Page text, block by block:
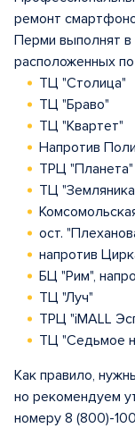
ремонт
Перми выполнят в
расположенных
ТЦ "Столица"
ТЦ "Браво"
ТЦ "Квартет"
Напротив
ТРЦ "Планета"
ТЦ
ост.
напротив
БЦ "Рим",
ТЦ "Луч"
ТРЦ "iMALL
ТЦ "Седьмое
Как правило,
но рекомендуем
номеру 8 (800)-